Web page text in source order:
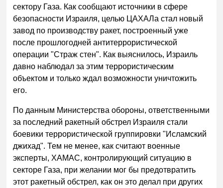
сектору Газа. Как сообщают источники в сфере
безопасности Израиля, целью ЦАХАЛа стал новый
завод по производству ракет, построенный уже
после прошлогодней антитеррористической
операции "Страж стен". Как выяснилось, Израиль
давно наблюдал за этим террористическим
объектом и только ждал возможности уничтожить
его.
По данным Министерства обороны, ответственными
за последний ракетный обстрел Израиля стали
боевики террористической группировки "Исламский
джихад". Тем не менее, как считают военные
эксперты, ХАМАС, контролирующий ситуацию в
секторе Газа, при желании мог бы предотвратить
этот ракетный обстрел, как он это делал при других